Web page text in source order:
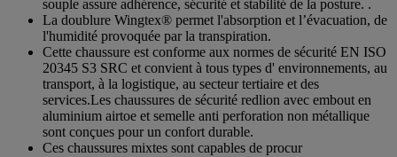
souple assure adhérence, sécurité et stabilité de la posture. .
La doublure Wingtex® permet l'absorption et l’évacuation, de
l'humidité provoquée par la transpiration.
Cette chaussure est conforme aux normes de sécurité EN ISO
20345 S3 SRC et convient à tous types d' environnements, au
transport, à la logistique, au secteur tertiaire et des
services.Les chaussures de sécurité redlion avec embout en
aluminium airtoe et semelle anti perforation non métallique
sont conçues pour un confort durable.
Ces chaussures mixtes sont capables de procur